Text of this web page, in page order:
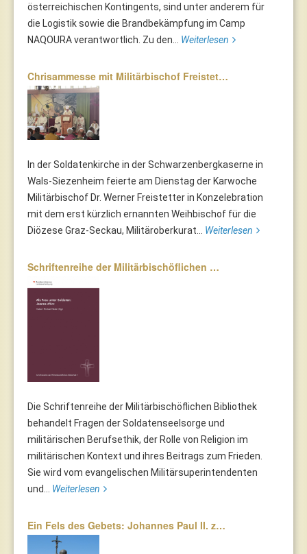
österreichischen Kontingents, sind unter anderem für
die Logistik sowie die Brandbekämpfung im Camp
NAQOURA verantwortlich. Zu den... Weiterlesen
Chrisammesse mit Militärbischof Freistet…
In der Soldatenkirche in der Schwarzenbergkaserne in
Wals-Siezenheim feierte am Dienstag der Karwoche
Militärbischof Dr. Werner Freistetter in Konzelebration
mit dem erst kürzlich ernannten Weihbischof für die
Diözese Graz-Seckau, Militäroberkurat... Weiterlesen
Schriftenreihe der Militärbischöflichen …
Die Schriftenreihe der Militärbischöflichen Bibliothek
behandelt Fragen der Soldatenseelsorge und
militärischen Berufsethik, der Rolle von Religion im
militärischen Kontext und ihres Beitrags zum Frieden.
Sie wird vom evangelischen Militärsuperintendenten
und... Weiterlesen
Ein Fels des Gebets: Johannes Paul II. z…